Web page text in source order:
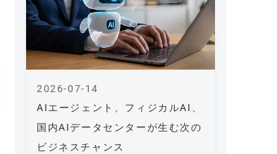
AIエージェント、フィジカルAI、
国内AIデータセンターが生む次の
ビジネスチャンス
2026-07-14